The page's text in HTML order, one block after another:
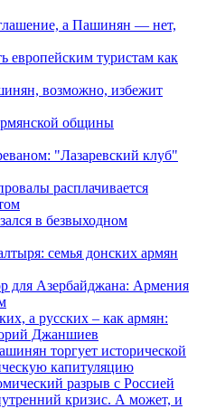
а Пашинян — нет,
европейским туристам как
возможно, избежит
общины
"Лазаревский клуб"
расплачивается
в безвыходном
семья донских армян
для Азербайджана: Армения
а русских – как армян:
Джаншиев
торгует исторической
капитуляцию
разрыв с Россией
кризис. А может, и